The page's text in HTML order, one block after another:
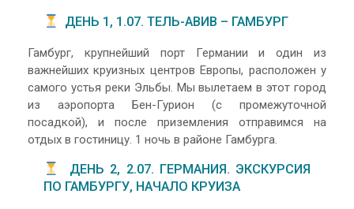
ДЕНЬ 1, 1.07. ТЕЛЬ-АВИВ – ГАМБУРГ
Гамбург, крупнейший порт Германии и один из
важнейших круизных центров Европы, расположен у
самого устья реки Эльбы. Мы вылетаем в этот город
из аэропорта Бен-Гурион (с промежуточной
посадкой), и после приземления отправимся на
отдых в гостиницу. 1 ночь в районе Гамбурга.
ДЕНЬ 2, 2.07. ГЕРМАНИЯ. ЭКСКУРСИЯ
ПО ГАМБУРГУ, НАЧАЛО КРУИЗА